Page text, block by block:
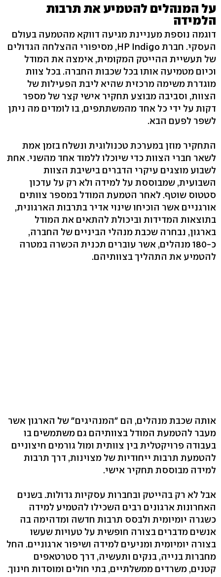
על המנהלים להטמיע את תרבות
הלמידה
דוגמה נוספת מעניינת מגיעה דווקא מהטמעה בעולם
העסקי. חברת HP Indigo, מסיפורי ההצלחה הגדולים
של תעשיית ההייטק המקומית, אימצה את המודל
וכיום מטמיעה אותו בכל שכבות החברה. בכל צוות
מוגדרת משימה מרכזית שהיא ליבת הפעילות של
הצוות, וסביבה מבוצע תחקיר אישי קצר של מספר
דקות על ידי כל אחד מהמשתתפים, בו לומדים מה ניתן
לשפר לפעם הבא.
התחקיר מוזן במערכת טכנולוגית ונשלח בזמן אמת
לשאר חברי הצוות כדי שיוכלו ללמוד אחד מהשני. אחת
לשבוע מוצגים עיקרי הדברים בישיבת הצוות
השבועית, שמבוססת על למידה ולא רק על עדכון
סטטוס שוטף. לאחר הטמעת המודל במספר צוותים
אורגניים אשר הוכיחו שינוי אדיר בתרבות הארגונית,
בתוצאות המדידות וביכולת להתאים את המודל
בארגון, נבחרה שכבת מנהלי הביניים של החברה,
כ-180 מנהלים, אשר עוברים תכנית הכשרה במטרה
להטמיע את התהליך בצוותיהם.
אותה שכבת מנהלים, הם "המנהיגים" של הארגון אשר
מעבר להטמעת המודל בצוותיהם גם משתמשים בו
בעבודה פרויקטלית בין צוותית ומול גורמים חיצוניים
להטמעת תרבות ייחודיות של מצוינות, דרך תרבות
למידה מבוססת תחקיר אישי.
אבל לא רק בהייטק ובחברות עסקיות גדולות. בשנים
האחרונות ארגונים רבים השכילו להטמיע למידה
כשגרה יומיומית ולבסס תרבות חדשה ומדהימה בה
אנשים מדברים בצורה חופשית על טעויות שעשו
בצורה יומיומית ומניעים למידה ושיפור ארגוניים. החל
מחברות בנייה, בנקים ותעשיה, דרך סטרטאפים
קטנים, משרדים ממשלתיים, בתי חולים ומוסדות חינוך.